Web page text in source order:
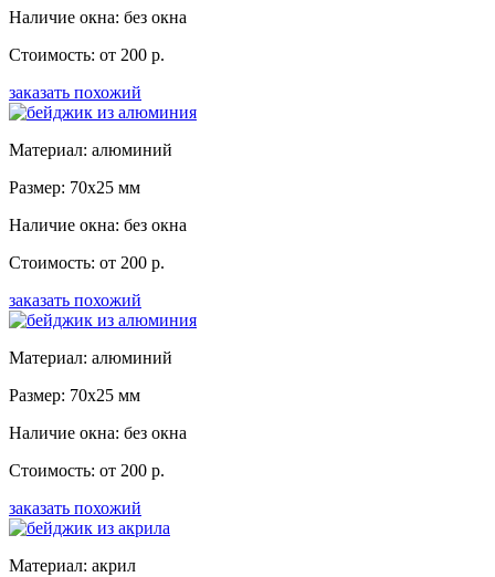
Наличие окна: без окна
Стоимость: от 200 р.
заказать похожий
Материал: алюминий
Размер: 70x25 мм
Наличие окна: без окна
Стоимость: от 200 р.
заказать похожий
Материал: алюминий
Размер: 70x25 мм
Наличие окна: без окна
Стоимость: от 200 р.
заказать похожий
Материал: акрил